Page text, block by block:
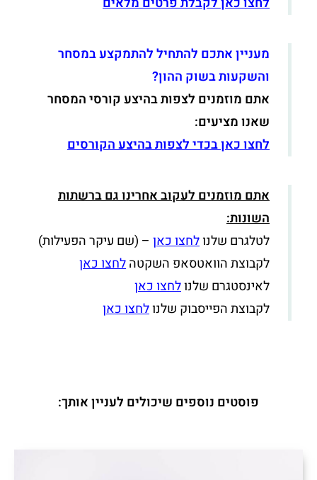
מעניין אתכם להתחיל להתמקצע במסחר
והשקעות בשוק ההון?
אתם מוזמנים לצפות בהיצע קורסי המסחר
שאנו מציעים:
לחצו כאן בכדי לצפות בהיצע הקורסים
אתם מוזמנים לעקוב אחרינו גם ברשתות
השונות:
לטלגרם שלנולחצו כאן – (שם עיקר הפעילות)
לקבוצת הוואטסאפ השקטהלחצו כאן
לאינסטגרם שלנולחצו כאן
לקבוצת הפייסבוק שלנולחצו כאן
פוסטים נוספים שיכולים לעניין אותך: